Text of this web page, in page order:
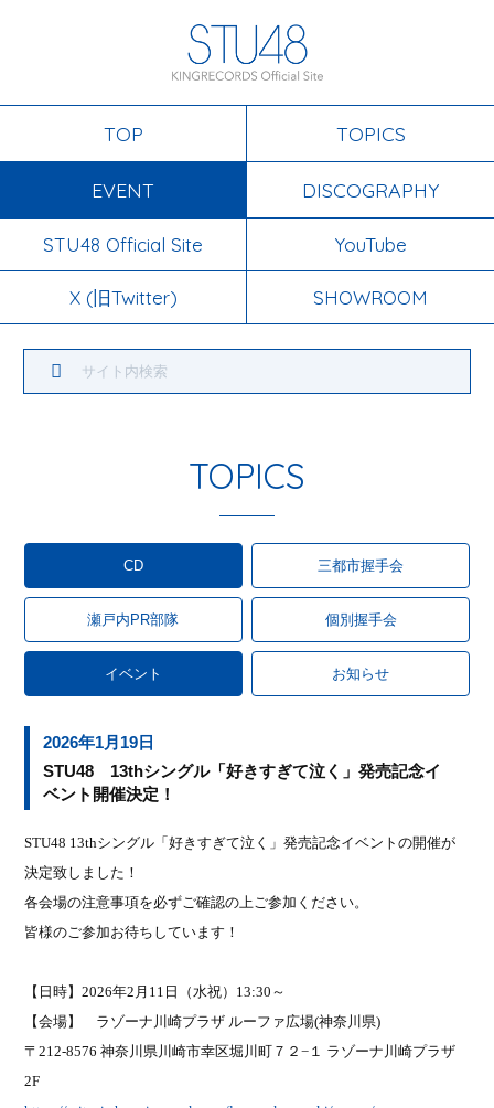
TOP TOPICS
EVENT DISCOGRAPHY
STU48 Official Site YouTube
X (旧Twitter) SHOWROOM
TOPICS
CD 三都市握手会
瀬戸内PR部隊 個別握手会
イベント お知らせ
2026年1月19日
STU48 13thシングル「好きすぎて泣く」発売記念イ
ベント開催決定！
STU48 13thシングル「好きすぎて泣く」発売記念イベントの開催が
決定致しました！
各会場の注意事項を必ずご確認の上ご参加ください。
皆様のご参加お待ちしています！
【日時】2026年2 月 11 日（水祝） 13:30 ～
【会場】 ラゾーナ川崎プラザ ルーファ広場(神奈川県)
〒212-8576神奈川県川崎市幸区堀川町７２−１ ラゾーナ川崎プラザ
2F